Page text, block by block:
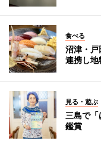
食べる
沼津・
連携し地
見る・遊ぶ
三島で
鑑賞